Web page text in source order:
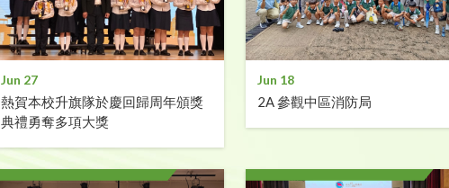
Jun 27
熱賀本校升旗隊於慶回歸周年頒獎
典禮勇奪多項大獎
Jun 18
2A 參觀中區消防局